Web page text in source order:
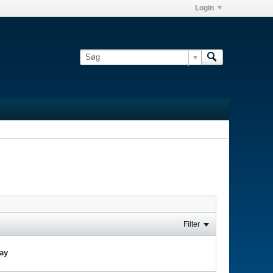
Login
Filter